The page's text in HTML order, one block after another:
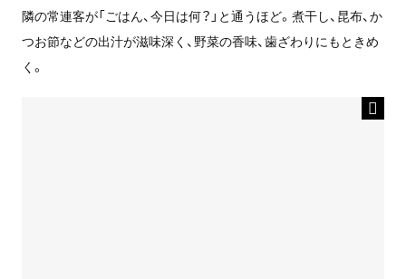
隣の常連客が「ごはん、今日は何？」と通うほど。煮干し、昆布、か
つお節などの出汁が滋味深く、野菜の香味、歯ざわりにもときめ
く。